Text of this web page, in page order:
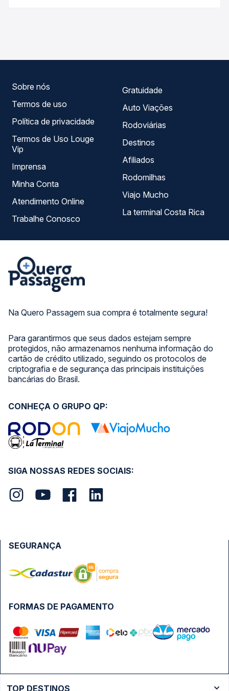
Na Quero Passagem sua compra é totalmente segura!
Para garantirmos que seus dados estejam sempre
protegidos, não armazenamos nenhuma informação do
cartão de crédito utilizado, seguindo os protocolos de
criptografia e de segurança das principais instituições
bancárias do Brasil.
Sobre nós
Termos de uso
Política de privacidade
Termos de Uso Louge
Vip
Imprensa
Minha Conta
Atendimento Online
Trabalhe Conosco
Gratuidade
Auto Viações
Rodoviárias
Destinos
Afiliados
Rodomilhas
Viajo Mucho
La terminal Costa Rica
SIGA NOSSAS REDES SOCIAIS:
CONHEÇA O GRUPO QP:
FORMAS DE PAGAMENTO
SEGURANÇA
TOP DESTINOS